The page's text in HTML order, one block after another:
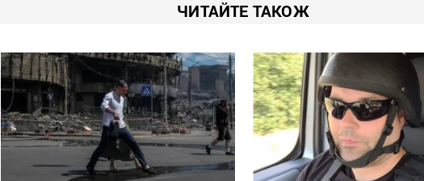
ЧИТАЙТЕ ТАКОЖ